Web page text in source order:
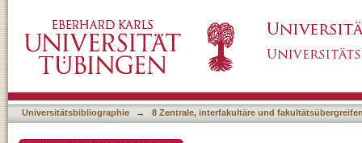
branched actin networks
Universitätsbibliographie → 8 Zentrale, interfakultäre und